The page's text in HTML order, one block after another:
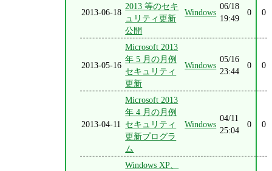
2013-06-18
2013 等のセキ
ュリティ更新
公開
Windows
06/18
19:49
0 0
2013-05-16
Microsoft 2013
年 5 月の月例
セキュリティ
更新
Windows
05/16
23:44
0 0
2013-04-11
Microsoft 2013
年 4 月の月例
セキュリティ
更新プログラ
ム
Windows
04/11
25:04
0 0
Windows XP、